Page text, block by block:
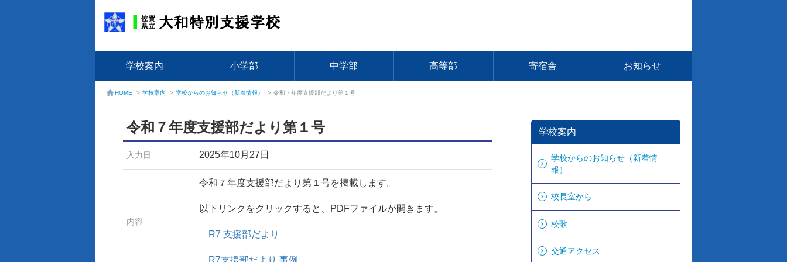
学校案内 小学部 中学部 高等部 寄宿舎 お知らせ
HOME > 学校案内 > 学校からのお知らせ（新着情報） > 令和７年度支援部だより第１号
令和７年度支援部だより第１号
入力日 2025年10月27日
内容
令和７年度支援部だより第１号を掲載します。
以下リンクをクリックすると、PDFファイルが開きます。
R7 支援部だより
学校案内
学校からのお知らせ（新着情
報）
校長室から
校歌
交通アクセス